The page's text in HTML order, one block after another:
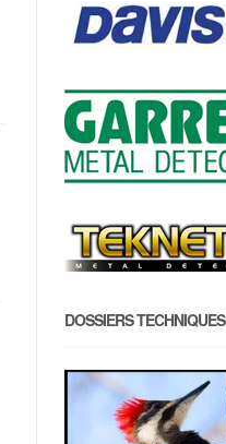
DOSSIERS TECHNIQUES